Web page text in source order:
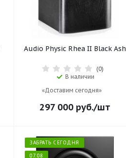
Audio Physic Rhea II Black Ash
(0)
В наличии
«Доставим сегодня»
297 000руб./шт
ЗАБРАТЬ СЕГОДНЯ
07.08